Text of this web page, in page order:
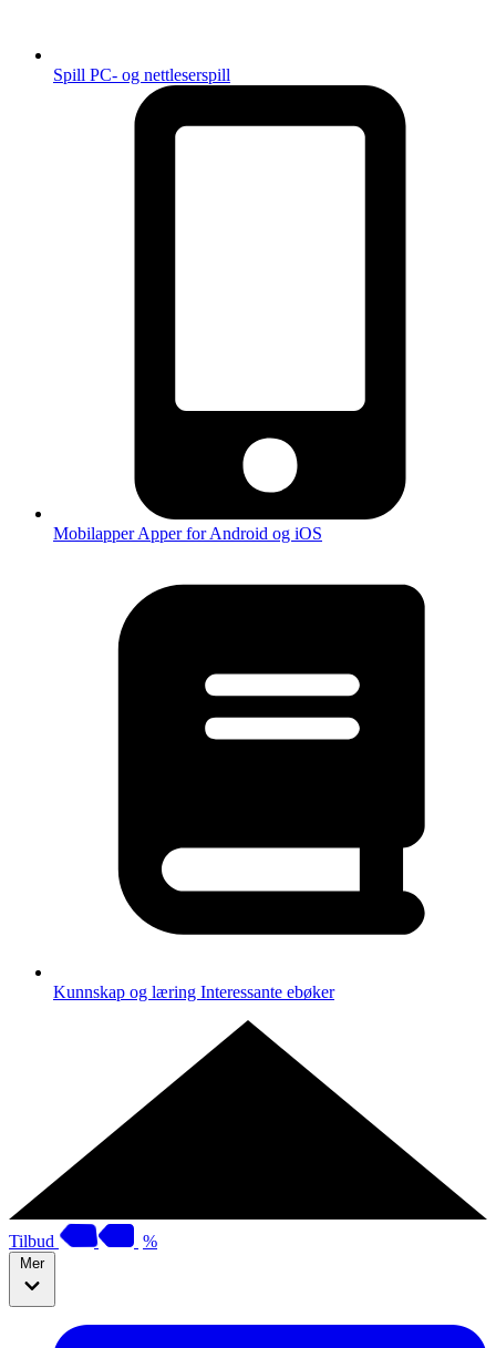
Spill PC- og nettleserspill
MobilapperApper for Android og iOS
Kunnskap og læring Interessante ebøker
Tilbud %
Mer